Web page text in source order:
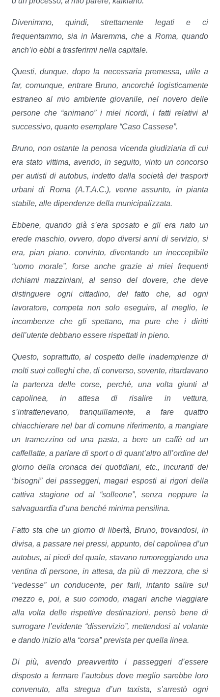
Divenimmo, quindi, strettamente legati e ci
frequentammo, sia in Maremma, che a Roma, quando
anch’io ebbi a trasferirmi nella capitale.
Questi, dunque, dopo la necessaria premessa, utile a
far, comunque, entrare Bruno, ancorché logisticamente
estraneo al mio ambiente giovanile, nel novero delle
persone che “animano” i miei ricordi, i fatti relativi al
successivo, quanto esemplare “Caso Cassese”.
Bruno, non ostante la penosa vicenda giudiziaria di cui
era stato vittima, avendo, in seguito, vinto un concorso
per autisti di autobus, indetto dalla società dei trasporti
urbani di Roma (A.T.A.C.), venne assunto, in pianta
stabile, alle dipendenze della municipalizzata.
Ebbene, quando già s’era sposato e gli era nato un
erede maschio, ovvero, dopo diversi anni di servizio, si
era, pian piano, convinto, diventando un ineccepibile
“uomo morale”, forse anche grazie ai miei frequenti
richiami mazziniani, al senso del dovere, che deve
distinguere ogni cittadino, del fatto che, ad ogni
lavoratore, competa non solo eseguire, al meglio, le
incombenze che gli spettano, ma pure che i diritti
dell’utente debbano essere rispettati in pieno.
Questo, soprattutto, al cospetto delle inadempienze di
molti suoi colleghi che, di converso, sovente, ritardavano
la partenza delle corse, perché, una volta giunti al
capolinea, in attesa di risalire in vettura,
s’intrattenevano, tranquillamente, a fare quattro
chiacchierare nel bar di comune riferimento, a mangiare
un tramezzino od una pasta, a bere un caffè od un
caffellatte, a parlare di sport o di quant’altro all’ordine del
giorno della cronaca dei quotidiani, etc., incuranti dei
“bisogni” dei passeggeri, magari esposti ai rigori della
cattiva stagione od al “solleone”, senza neppure la
salvaguardia d’una benché minima pensilina.
Fatto sta che un giorno di libertà, Bruno, trovandosi, in
divisa, a passare nei pressi, appunto, del capolinea d’un
autobus, ai piedi del quale, stavano rumoreggiando una
ventina di persone, in attesa, da più di mezzora, che si
“vedesse” un conducente, per farli, intanto salire sul
mezzo e, poi, a suo comodo, magari anche viaggiare
alla volta delle rispettive destinazioni, pensò bene di
surrogare l’evidente “disservizio”, mettendosi al volante
e dando inizio alla “corsa” prevista per quella linea.
Di più, avendo preavvertito i passeggeri d’essere
disposto a fermare l’autobus dove meglio sarebbe loro
convenuto, alla stregua d’un taxista, s’arrestò ogni